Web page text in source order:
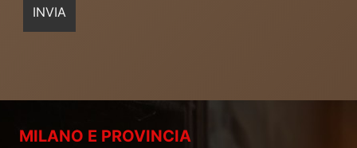
MILANO E PROVINCIA